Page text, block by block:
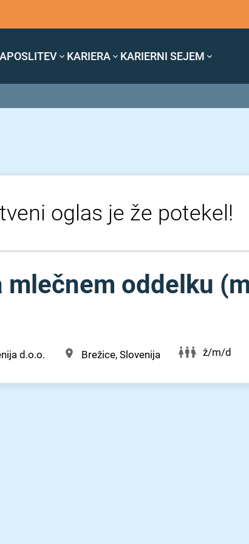
KARIERA KARIERNI SEJEM
oglas je že potekel!
mlečnem oddelku
d.o.o. Brežice, Slovenija ž/m/d